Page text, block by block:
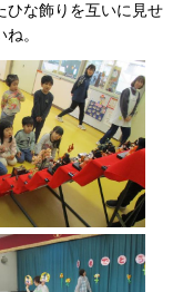
ひな飾りを互いに見せ
。